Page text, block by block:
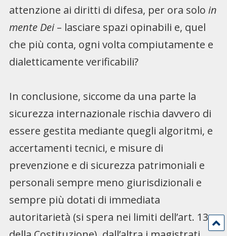
attenzione ai diritti di difesa, per ora solo in
mente Dei– lasciare spazi opinabili e, quel
che più conta, ogni volta compiutamente e
dialetticamente verificabili?
In conclusione, siccome da una parte la
sicurezza internazionale rischia davvero di
essere gestita mediante quegli algoritmi, e
accertamenti tecnici, e misure di
prevenzione e di sicurezza patrimoniali e
personali sempre meno giurisdizionali e
sempre più dotati di immediata
autoritarietà (si spera nei limiti dell’art. 13